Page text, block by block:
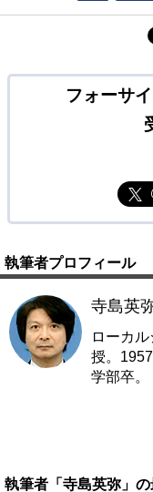
フォーサ
執筆者プロフィール
寺島英
ローカ
授。
学部卒。
執筆者「寺島英弥」